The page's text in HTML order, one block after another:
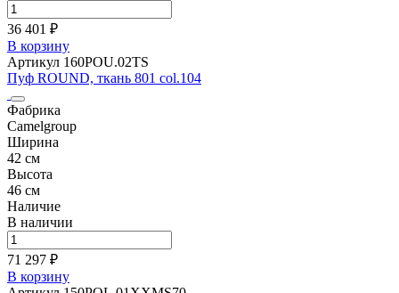
36 401 ₽
В корзину
Артикул 160POU.02TS
Пуф ROUND, ткань 801 col.104
Фабрика
Camelgroup
Ширина
42 см
Высота
46 см
Наличие
В наличии
71 297 ₽
В корзину